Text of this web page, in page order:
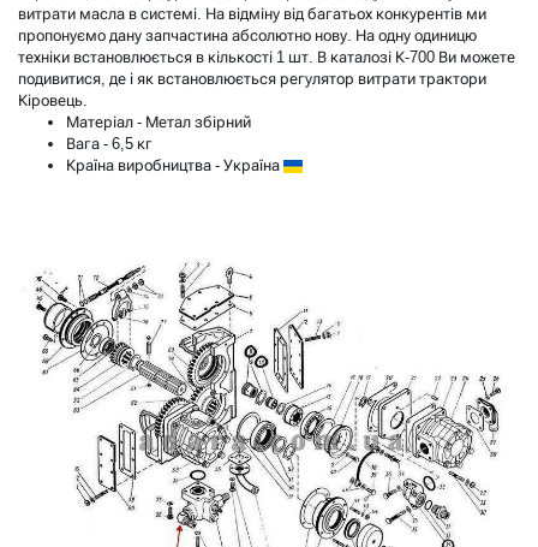
витрати масла в системі. На відміну від багатьох конкурентів ми
пропонуємо дану запчастина абсолютно нову. На одну одиницю
техніки встановлюється в кількості 1 шт. В каталозі К-700 Ви можете
подивитися, де і як встановлюється регулятор витрати трактори
Кіровець.
Матеріал - Метал збірний
Вага - 6,5 кг
Країна виробництва - Україна